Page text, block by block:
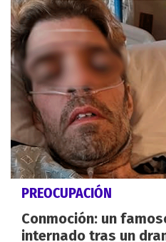
PREOCUPACIÓN
Conmoción: un
internado tras un